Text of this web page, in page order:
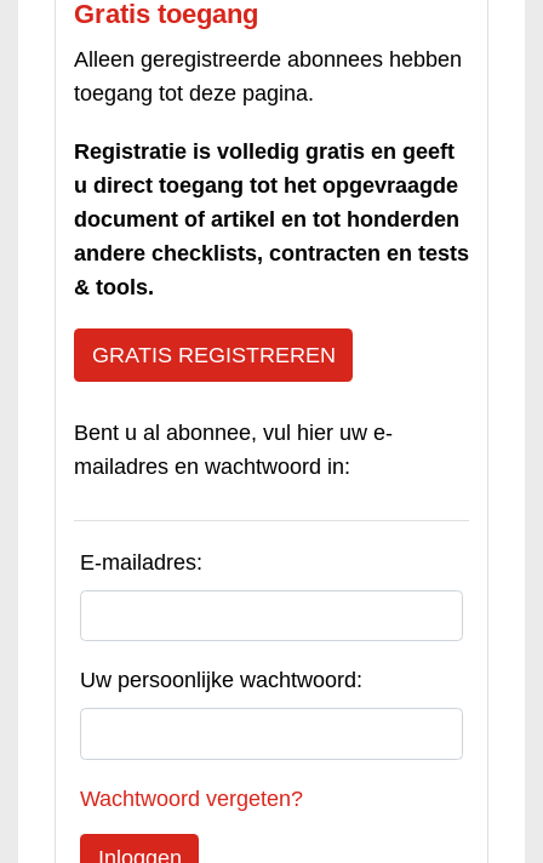
Gratis toegang
Alleen geregistreerde abonnees hebben
toegang tot deze pagina.
Registratie is volledig gratis en geeft
u direct toegang tot het opgevraagde
document of artikel en tot honderden
andere checklists, contracten en tests
& tools.
GRATIS REGISTREREN
Bent u al abonnee, vul hier uw e-
mailadres en wachtwoord in:
E-mailadres:
Uw persoonlijke wachtwoord:
Wachtwoord vergeten?